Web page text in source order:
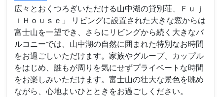
広々とおくつろぎいただける山中湖の貸別荘、Ｆｕｊ
ｉＨｏｕｓｅ」 リビングに設置された大きな窓からは
富士山を一望でき、さらにリビングから続く大きなバ
ルコニーでは、山中湖の自然に囲まれた特別なお時間
をお過ごしいただけます。家族やグループ、カップル
をはじめ、誰もが周りを気にせずプライベートな時間
をお楽しみいただけます。富士山の壮大な景色を眺め
ながら、心地よいひとときをお過ごしください。